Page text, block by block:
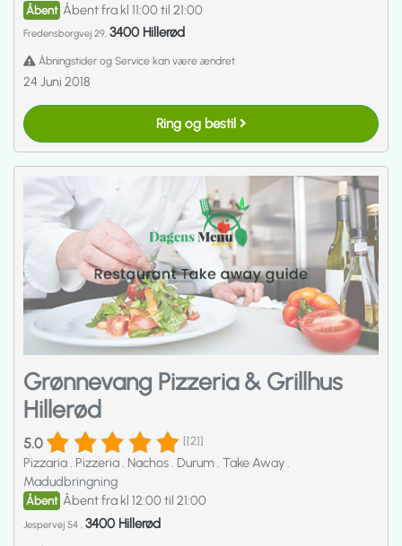
Åbent Åbent fra kl 11:00 til 21:00
Fredensborgvej 29, 3400 Hillerød
Åbningstider og Service kan være ændret
24 Juni 2018
Ring og bestil
Grønnevang Pizzeria & Grillhus
Hillerød
5.0 [[2]]
Pizzaria. Pizzeria. Nachos. Durum. Take Away.
Madudbringning
Åbent Åbent fra kl 12:00 til 21:00
Jespervej 54 , 3400 Hillerød